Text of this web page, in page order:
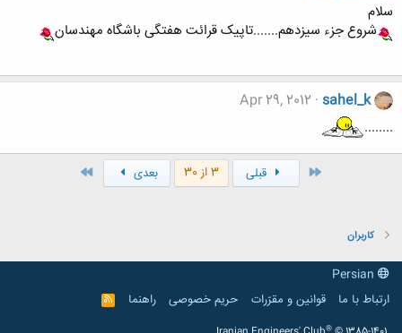
سلام
شروع جزء سیزدهم.......تاپیک قرائت هفتگی باشگاه مهندسان
sahel_k
Apr 29, 2012
........
اول قبلی 3 از 30 بعدی
کاربران
ارتباط با ما
قوانین و مقرّرات حریم خصوصی راهنما
R
S
®